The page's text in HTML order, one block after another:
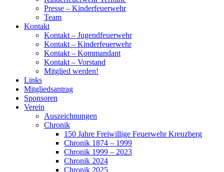
Presse – Kinderfeuerwehr
Team
Kontakt
Kontakt – Jugendfeuerwehr
Kontakt – Kinderfeuerwehr
Kontakt – Kommandant
Kontakt – Vorstand
Mitglied werden!
Links
Mitgliedsantrag
Sponsoren
Verein
Auszeichnungen
Chronik
150 Jahre Freiwillige Feuerwehr Kreuzberg
Chronik 1874 – 1999
Chronik 1999 – 2023
Chronik 2024
Chronik 2025